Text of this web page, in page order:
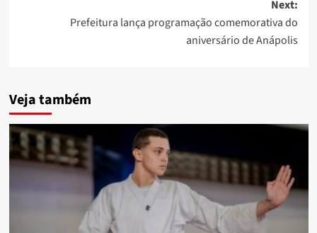
Next:
Prefeitura lança programação comemorativa do
aniversário de Anápolis
Veja também